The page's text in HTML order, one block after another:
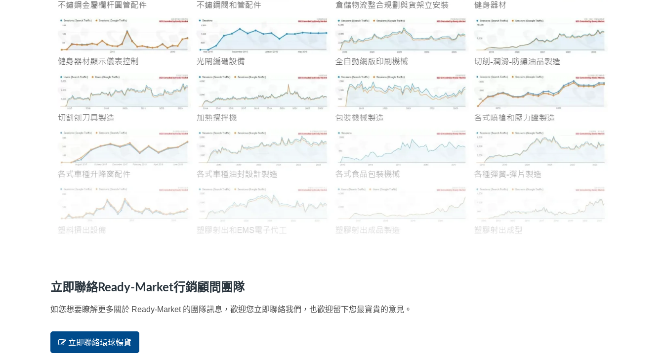
立即聯絡Ready-Market行銷顧問團隊
如您想要瞭解更多關於 Ready-Market 的團隊訊息，歡迎您立即聯絡我們，也歡迎留下您最寶貴的意見。
立即聯絡環球暢貨